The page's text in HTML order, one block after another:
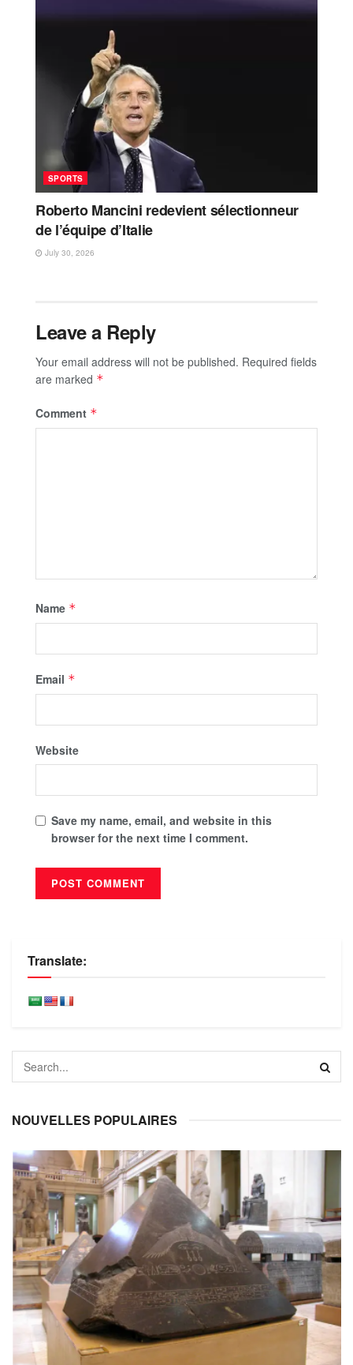
SPORTS
Roberto Mancini redevient sélectionneur
de l’équipe d’Italie
July 30, 2026
Leave a Reply
Your email address will not be published. Required fields
are marked *
Comment *
Name *
Email *
Website
Save my name, email, and website in this
browser for the next time I comment.
Translate:
NOUVELLES POPULAIRES